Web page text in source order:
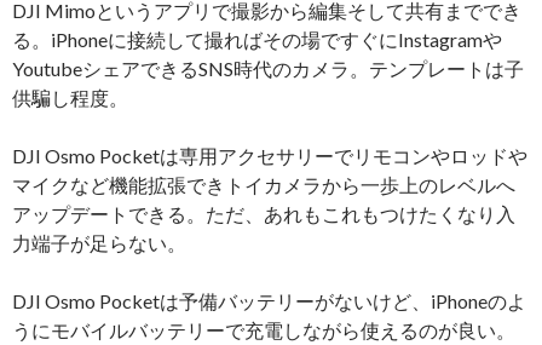
DJI Mimoというアプリで撮影から編集そして共有まででき
る。iPhoneに接続して撮ればその場ですぐにInstagramや
YoutubeシェアできるSNS時代のカメラ。テンプレートは子
供騙し程度。
DJI Osmo Pocketは専用アクセサリーでリモコンやロッドや
マイクなど機能拡張できトイカメラから一歩上のレベルへ
アップデートできる。ただ、あれもこれもつけたくなり入
力端子が足らない。
DJI Osmo Pocketは予備バッテリーがないけど、iPhoneのよ
うにモバイルバッテリーで充電しながら使えるのが良い。